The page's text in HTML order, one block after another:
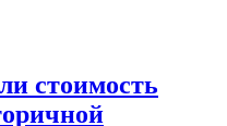
стоимость